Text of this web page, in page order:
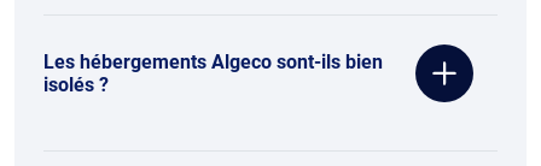
Les hébergements Algeco sont-ils bien
isolés ?